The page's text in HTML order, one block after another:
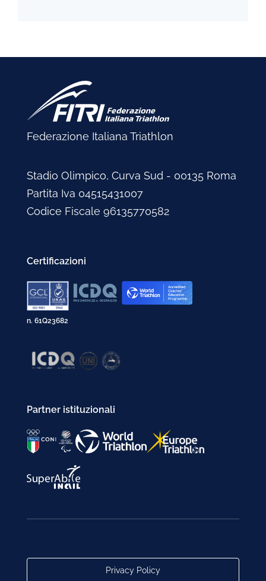
Federazione Italiana Triathlon
Stadio Olimpico, Curva Sud - 00135 Roma
Partita Iva 04515431007
Codice Fiscale 96135770582
Certificazioni
n. 61Q23682
Partner istituzionali
Privacy Policy